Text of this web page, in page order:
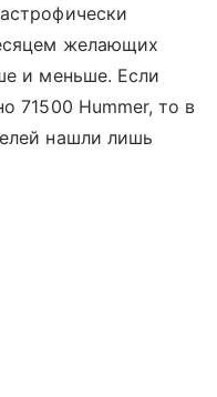
желающих
и меньше. Если
71500 Hummer, то в
нашли лишь